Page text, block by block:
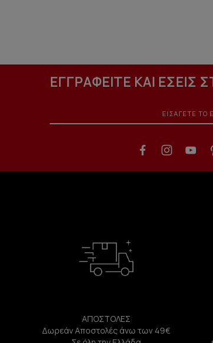
ΕΓΓΡΑΦΕΙΤΕ ΚΑΙ ΕΣΕΙΣ
ΑΠΟΣΤΟΛΕΣ
Δωρεάν Αποστολές άνω των 49€